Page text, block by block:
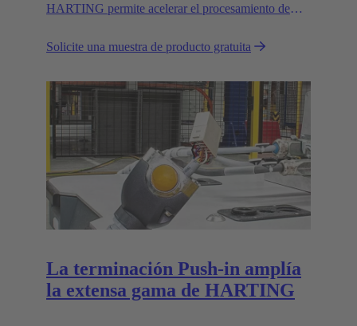
HARTING permite acelerar el procesamiento de
alimentación por vibración.
Solicite una muestra de producto gratuita
La terminación Push-in amplía
la extensa gama de HARTING